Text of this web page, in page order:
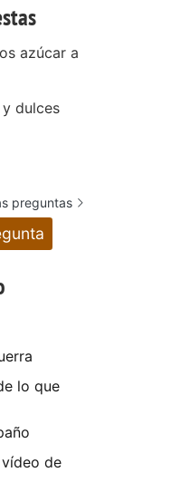
azúcar a
dulces
preguntas
lo que
de